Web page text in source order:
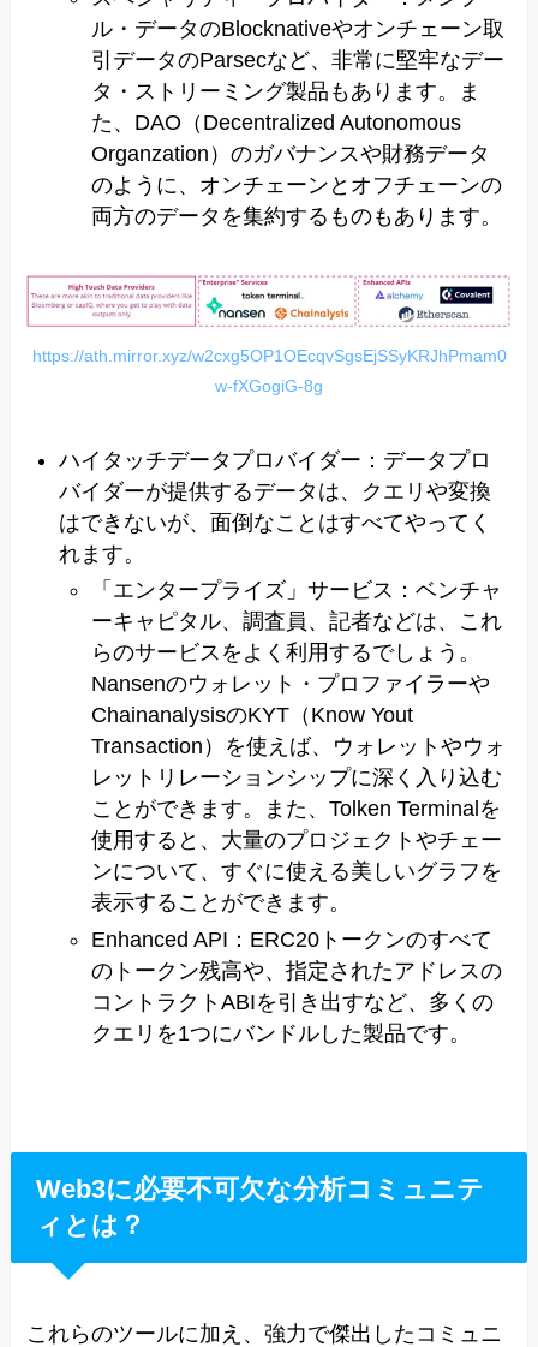
ル・データのBlocknativeやオンチェーン取
引データのParsecなど、非常に堅牢なデー
タ・ストリーミング製品もあります。ま
た、DAO（Decentralized Autonomous
Organzation）のガバナンスや財務データ
のように、オンチェーンとオフチェーンの
両方のデータを集約するものもあります。
https://ath.mirror.xyz/w2cxg5OP1OEcqvSgsEjSSyKRJhPmam0
w-fXGogiG-8g
ハイタッチデータプロバイダー：データプロ
バイダーが提供するデータは、クエリや変換
はできないが、面倒なことはすべてやってく
れます。
「エンタープライズ」サービス：ベンチャ
ーキャピタル、調査員、記者などは、これ
らのサービスをよく利用するでしょう。
Nansenのウォレット・プロファイラーや
ChainanalysisのKYT（Know Yout
Transaction）を使えば、ウォレットやウォ
レットリレーションシップに深く入り込む
ことができます。また、Tolken Terminalを
使用すると、大量のプロジェクトやチェー
ンについて、すぐに使える美しいグラフを
表示することができます。
Enhanced API：ERC20トークンのすべて
のトークン残高や、指定されたアドレスの
コントラクトABIを引き出すなど、多くの
クエリを1つにバンドルした製品です。
Web3に必要不可欠な分析コミュニテ
ィとは？
これらのツールに加え、強力で傑出したコミュニ